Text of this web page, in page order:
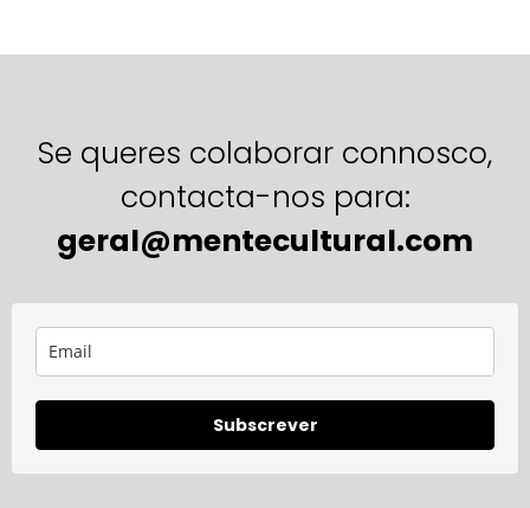
Se queres colaborar connosco,
contacta-nos para:
geral@mentecultural.com
Subscrever